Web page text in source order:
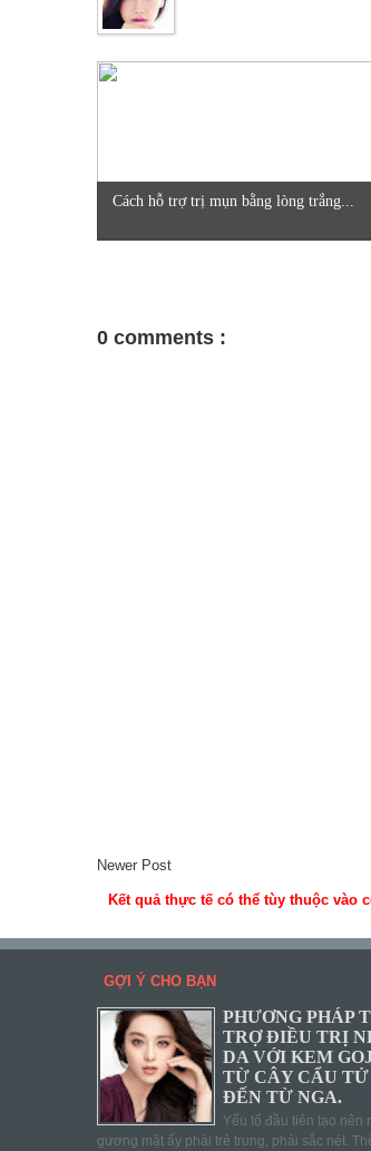
Cách hỗ trợ trị mụn bằng lòng trắng...
0 comments :
Newer Post
Kết quả thực tế có thể tùy thuộc vào
GỢI Ý CHO BẠN
PHƯƠNG PHÁP
TRỢ ĐIỀU TRỊ
DA VỚI KEM
TỪ CÂY CẨU
ĐẾN TỪ NGA.
Yếu tố đầu tiên tạo nên
gương mặt ấy phải trẻ trung, phải sắc nét.